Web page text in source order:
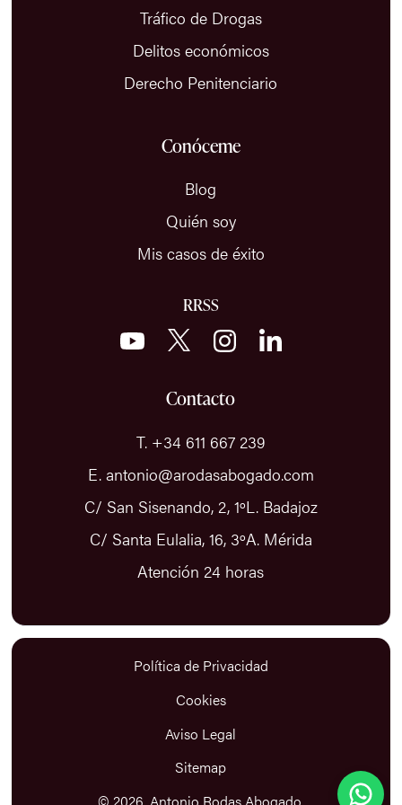
Tráfico de Drogas
Delitos económicos
Derecho Penitenciario
Conóceme
Blog
Quién soy
Mis casos de éxito
RRSS
Contacto
T. +34 611 667 239
E. antonio@arodasabogado.com
C/ San Sisenando, 2, 1ºL. Badajoz
C/ Santa Eulalia, 16, 3ºA. Mérida
Atención 24 horas
Política de Privacidad
Cookies
Aviso Legal
Sitemap
Antonio Rodas Abogado
Suelo responder en menos de 15 minutos